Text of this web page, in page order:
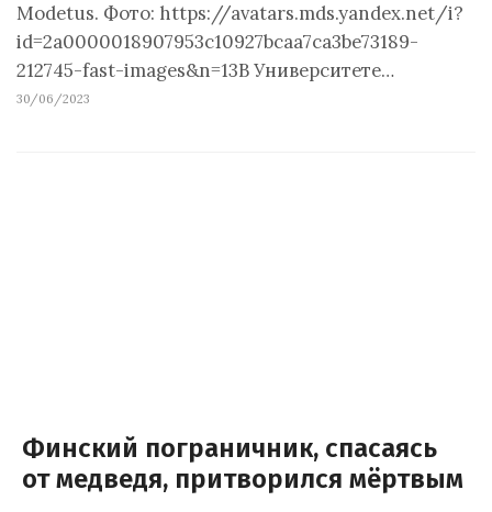
Modetus. Фото: https://avatars.mds.yandex.net/i?
id=2a0000018907953c10927bcaa7ca3be73189-
212745-fast-images&n=13В Университете…
30/06/2023
Финский пограничник, спасаясь
от медведя, притворился мёртвым